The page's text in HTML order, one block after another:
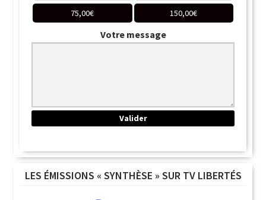
75,00€ 150,00€
Votre message
LES ÉMISSIONS « SYNTHÈSE » SUR TV LIBERTÉS